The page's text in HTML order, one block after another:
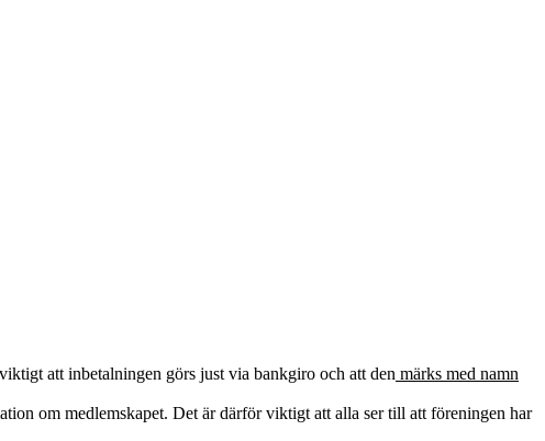
att inbetalningen görs just via bankgiro och att den märks med namn
om medlemskapet. Det är därför viktigt att alla ser till att föreningen har